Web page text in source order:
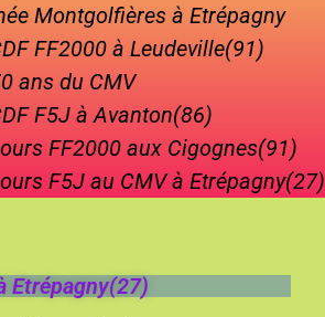
Montgolfières à Etrépagny
FF2000 à Leudeville(91)
ans du CMV
F5J à Avanton(86)
FF2000 aux Cigognes(91)
F5J au CMV à Etrépagny(27)
Etrépagny(27)